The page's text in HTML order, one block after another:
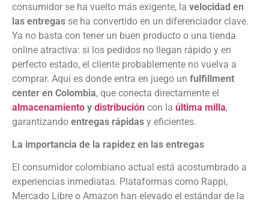
consumidor se ha vuelto más exigente, la velocidad en
las entregas se ha convertido en un diferenciador clave.
Ya no basta con tener un buen producto o una tienda
online atractiva: si los pedidos no llegan rápido y en
perfecto estado, el cliente probablemente no vuelva a
comprar. Aquí es donde entra en juego un fulfillment
center en Colombia, que conecta directamente el
almacenamiento y distribución con la última milla,
garantizando entregas rápidas y eficientes.
La importancia de la rapidez en las entregas
El consumidor colombiano actual está acostumbrado a
experiencias inmediatas. Plataformas como Rappi,
Mercado Libre o Amazon han elevado el estándar de la